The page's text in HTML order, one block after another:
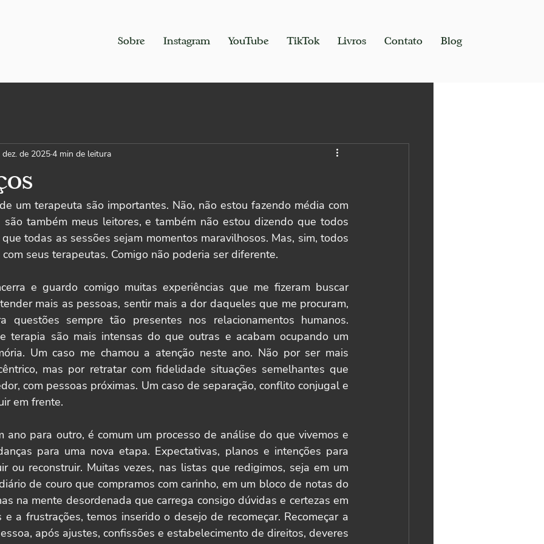
Sobre Instagram YouTube TikTok Livros Contato Blog
de 20254 min de leitura
um terapeuta são importantes. Não, não estou fazendo média com
são também meus leitores, e também não estou dizendo que todos
todas as sessões sejam momentos maravilhosos. Mas, sim, todos
seus terapeutas. Comigo não poderia ser diferente.
e guardo comigo muitas experiências que me fizeram buscar
mais as pessoas, sentir mais a dor daqueles que me procuram,
questões sempre tão presentes nos relacionamentos humanos.
terapia são mais intensas do que outras e acabam ocupando um
Um caso me chamou a atenção neste ano. Não por ser mais
mas por retratar com fidelidade situações semelhantes que
com pessoas próximas. Um caso de separação, conflito conjugal e
em frente.
ano para outro, é comum um processo de análise do que vivemos e
para uma nova etapa. Expectativas, planos e intenções para
ou reconstruir. Muitas vezes, nas listas que redigimos, seja em um
de couro que compramos com carinho, em um bloco de notas do
na mente desordenada que carrega consigo dúvidas e certezas em
e a frustrações, temos inserido o desejo de recomeçar. Recomeçar a
após ajustes, confissões e estabelecimento de direitos, deveres